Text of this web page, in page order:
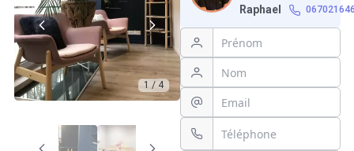
1 / 4
Raphael